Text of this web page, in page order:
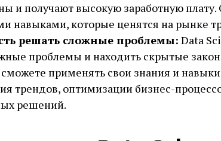
и получают высокую заработную
навыками, которые ценятся на рынке
решать сложные проблемы: Data
проблемы и находить скрытые
применять свои знания и
трендов, оптимизации бизнес-
решений.